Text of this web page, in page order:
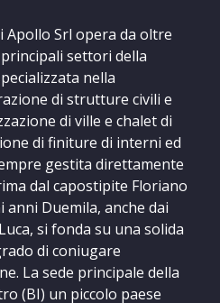
Apollo Srl opera da oltre
settori della
nella
di strutture civili e
di ville e chalet di
di finiture di interni ed
gestita direttamente
dal capostipite Floriano
Duemila, anche dai
si fonda su una solida
di coniugare
La sede principale della
(BI) un piccolo paese